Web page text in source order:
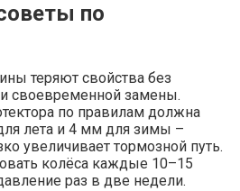
по
теряют свойства без
своевременной замены.
по правилам должна
лета и 4 мм для зимы –
увеличивает тормозной путь.
колёса каждые 10–15
раз в две недели.